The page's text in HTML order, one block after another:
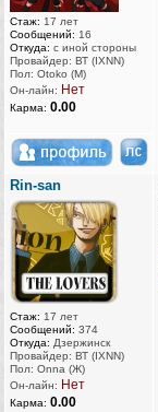
Стаж: 17 лет
Сообщений: 16
Откуда: с иной стороны
Провайдер: ВТ (IXNN)
Пол: Otoko (M)
Он-лайн: Нет
Карма: 0.00
Rin-san
Стаж: 17 лет
Сообщений: 374
Откуда: Дзержинск
Провайдер: ВТ (IXNN)
Пол: Onna (Ж)
Он-лайн: Нет
Карма: 0.00